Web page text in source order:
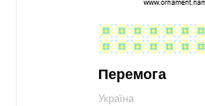
Перемога
Україна